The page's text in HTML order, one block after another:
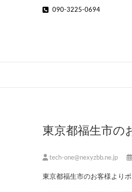
090-3225-0694
東京都福生市
tech-one@nexyzbb.ne.jp
東京都福生市のお客様よ